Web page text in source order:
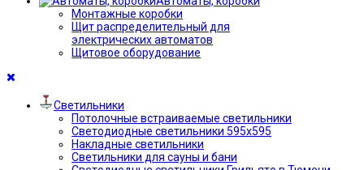
Монтажные коробки
Щит распределительный для
электрических автоматов
Щитовое оборудование
Светильники
Потолочные встраиваемые светильники
Светодиодные светильники 595х595
Накладные светильники
Светильники для сауны и бани